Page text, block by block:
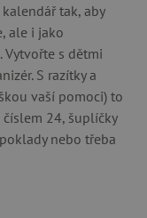
tak, aby
ale i jako
s dětmi
S razítky a
vaší pomoci) to
24, šuplíčky
nebo třeba